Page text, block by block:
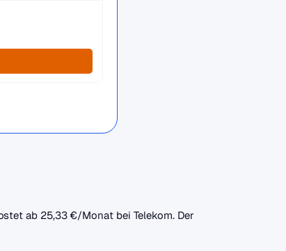
ab 25,33 €/Monat bei Telekom. Der